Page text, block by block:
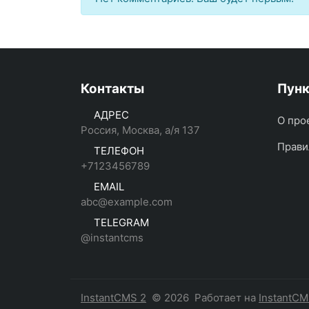
Контакты
АДРЕС
Россия, Москва, а/я 137
ТЕЛЕФОН
+7123456789
EMAIL
abc@example.com
TELEGRAM
@instantcms
О
InstantCMS 2 © 2026 Работает на